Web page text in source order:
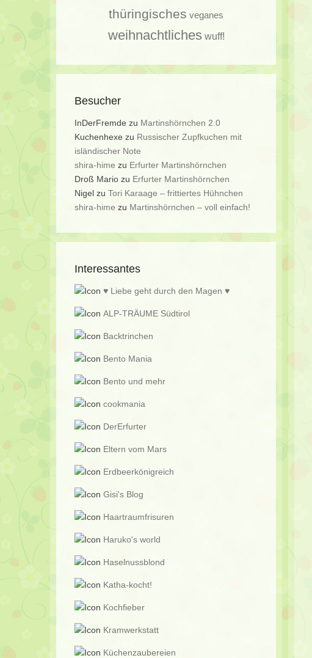
thüringisches veganes
weihnachtliches wuff!
Besucher
InDerFremde zu Martinshörnchen 2.0
Kuchenhexe zu Russischer Zupfkuchen mit
isländischer Note
shira-hime zu Erfurter Martinshörnchen
Droß Mario zu Erfurter Martinshörnchen
Nigel zu Tori Karaage – frittiertes Hühnchen
shira-hime zu Martinshörnchen – voll einfach!
Interessantes
♥ Liebe geht durch den Magen ♥
ALP-TRÄUME Südtirol
Backtrinchen
Bento Mania
Bento und mehr
cookmania
DerErfurter
Eltern vom Mars
Erdbeerkönigreich
Gisi's Blog
Haartraumfrisuren
Haruko's world
Haselnussblond
Katha-kocht!
Kochfieber
Kramwerkstatt
Küchenzaubereien